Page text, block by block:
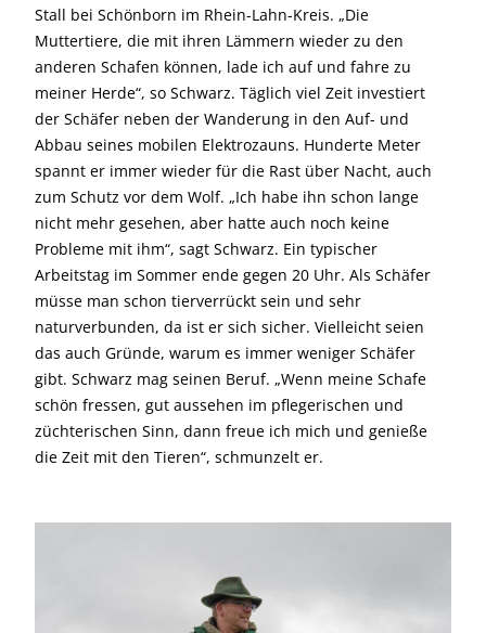
Stall bei Schönborn im Rhein-Lahn-Kreis. „Die
Muttertiere, die mit ihren Lämmern wieder zu den
anderen Schafen können, lade ich auf und fahre zu
meiner Herde“, so Schwarz. Täglich viel Zeit investiert
der Schäfer neben der Wanderung in den Auf- und
Abbau seines mobilen Elektrozauns. Hunderte Meter
spannt er immer wieder für die Rast über Nacht, auch
zum Schutz vor dem Wolf. „Ich habe ihn schon lange
nicht mehr gesehen, aber hatte auch noch keine
Probleme mit ihm“, sagt Schwarz. Ein typischer
Arbeitstag im Sommer ende gegen 20 Uhr. Als Schäfer
müsse man schon tierverrückt sein und sehr
naturverbunden, da ist er sich sicher. Vielleicht seien
das auch Gründe, warum es immer weniger Schäfer
gibt. Schwarz mag seinen Beruf. „Wenn meine Schafe
schön fressen, gut aussehen im pflegerischen und
züchterischen Sinn, dann freue ich mich und genieße
die Zeit mit den Tieren“, schmunzelt er.